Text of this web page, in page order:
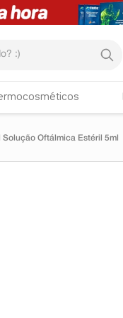
Solução Oftálmica Estéril 5ml